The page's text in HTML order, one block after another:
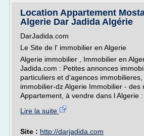
Location Appartement
Algerie Dar Jadida Algérie
DarJadida.com
Le Site de l' immobilier en Algerie
Algerie immobilier , Immobilier en
Jadida.com : Petites annonces
particuliers et d'agences immobilieres,
immobilier-dz Algerie Immobilier - des
Appartement, à vendre dans l Algerie :
Lire la suite
Site : http://darjadida.com